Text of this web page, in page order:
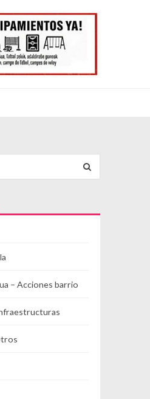
– Acciones barrio